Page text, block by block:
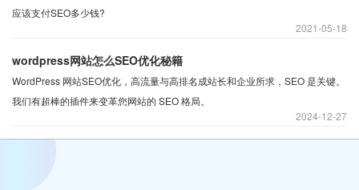
05-18
2021
应该支付SEO多少钱?
12-27
2024
wordpress网站怎么SEO优化秘籍
WordPress 网站SEO优化，高流量与高排名成站长和企业所求，SEO 是关键。
我们有超棒的插件来变革您网站的 SEO 格局。